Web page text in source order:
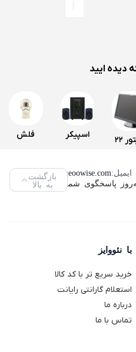
دیده ایید
مانیتور 22
اسپیکر
تسکو
مدل TS
فلش
ویکومن
مدل
info@neoowise.comبازگشت
به بالا
با نئووایز
خرید سریع تر با کد کالا
استعلام گارانتی رایانت
درباره ما
تماس با ما